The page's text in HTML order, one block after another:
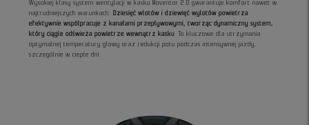
Wysokiej klasy system wentylacji w kasku Moventor 2.0 gwarantuje komfort nawet w
najtrudniejszych warunkach. Dziesięć wlotów i dziewięć wylotów powietrza
efektywnie współpracuje z kanałami przepływowymi, tworząc dynamiczny system,
który ciągle odświeża powietrze wewnątrz kasku
. To kluczowe dla utrzymania
optymalnej temperatury głowy oraz redukcji potu podczas intensywnej jazdy,
szczególnie w ciepłe dni.